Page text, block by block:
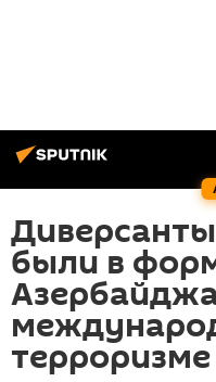
были в
терроризме